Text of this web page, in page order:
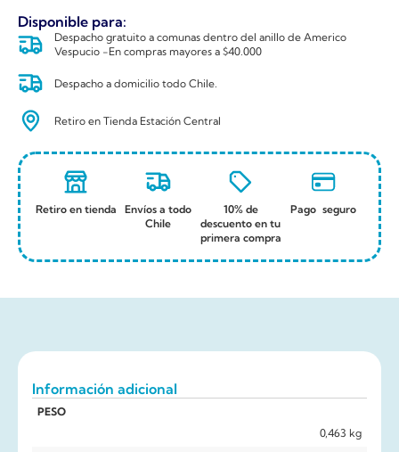
Disponible para:
Despacho gratuito a comunas dentro del anillo de Americo
Vespucio -En compras mayores a $40.000
Despacho a domicilio todo Chile.
Retiro en Tienda Estación Central
Retiro en tienda
Envíos a todo
Chile
10% de
descuento en tu
primera compra
Pago seguro
Información adicional
PESO
0,463 kg